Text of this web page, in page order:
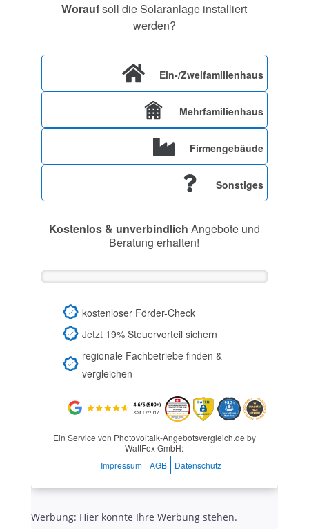
Woraufsoll die Solaranlage installiert
werden?
Ein-/Zweifamilienhaus
Mehrfamilienhaus
Firmengebäude
Sonstiges
Kostenlos & unverbindlich Angebote und
Beratung erhalten!
kostenloser Förder-Check
Jetzt 19% Steuervorteil sichern
regionale Fachbetriebe finden &
vergleichen
Ein Service von Photovoltaik-Angebotsvergleich.de by
WattFox GmbH:
Impressum
AGB Datenschutz
Werbung: Hier könnte Ihre Werbung stehen.